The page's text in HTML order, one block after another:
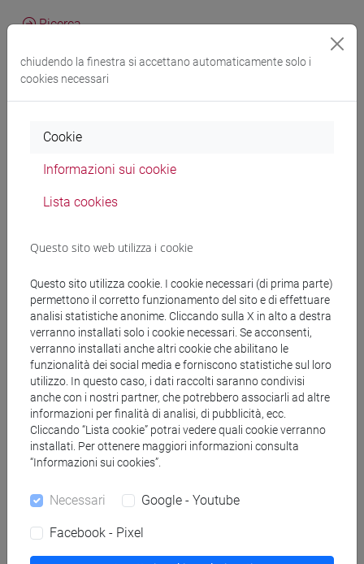
Ricerca
Pubblicazioni
Laura De GiorgiTuning to Socialist China: The Perception of
Sounds Across Borders. Migration, Mobility and Modernity,
357-384 (ISBN 9789882373860)
URL correlato2026, Articolo su libro -
Scheda
ARCA: 10278/5120549
Giuseppe Regis, Gilda Zazzara, Laura De GiorgiDiario cinese
1957-1961, 10.30687/978-88-6969-958-0, Edizioni Ca'
Foscari (ISSN 2610-9042)
URL correlato2025, Pubblicazione di fonti inedite -
Scheda ARCA: 10278/5106887
Laura De GiorgiAlla ricerca delle radici: la storia a Taiwan e di
Taiwan fra politica e storiografia
vol. 125, pp. 60-73 (ISSN 1120-0650)
chiudendo la finestra si accettano automaticamente solo i
cookies necessari
Cookie
Informazioni sui cookie
Lista cookies
Questo sito web utilizza i cookie
Questo sito utilizza cookie. I cookie necessari (di prima parte)
permettono il corretto funzionamento del sito e di effettuare
analisi statistiche anonime. Cliccando sulla X in alto a destra
verranno installati solo i cookie necessari. Se acconsenti,
verranno installati anche altri cookie che abilitano le
funzionalità dei social media e forniscono statistiche sul loro
utilizzo. In questo caso, i dati raccolti saranno condivisi
anche con i nostri partner, che potrebbero associarli ad altre
informazioni per finalità di analisi, di pubblicità, ecc.
Cliccando “Lista cookie” potrai vedere quali cookie verranno
installati. Per ottenere maggiori informazioni consulta
“Informazioni sui cookies”.
Necessari Google - Youtube
Facebook - Pixel